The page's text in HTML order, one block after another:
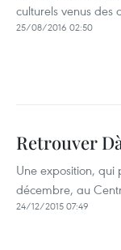
culturels venus des
25/08/2016 02:50
Retrouver
Une exposition, qui
décembre, au
24/12/2015 07:49